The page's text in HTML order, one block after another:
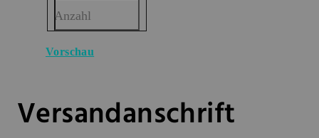
Anzahl
Vorschau
Versandanschrift